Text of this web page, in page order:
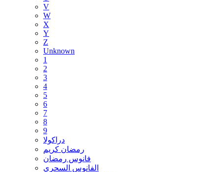
V
W
X
Y
Z
Unknown
1
2
3
4
5
6
7
8
9
دراكولا
رمضان كريم
فانوس رمضان
الفانوس السحري